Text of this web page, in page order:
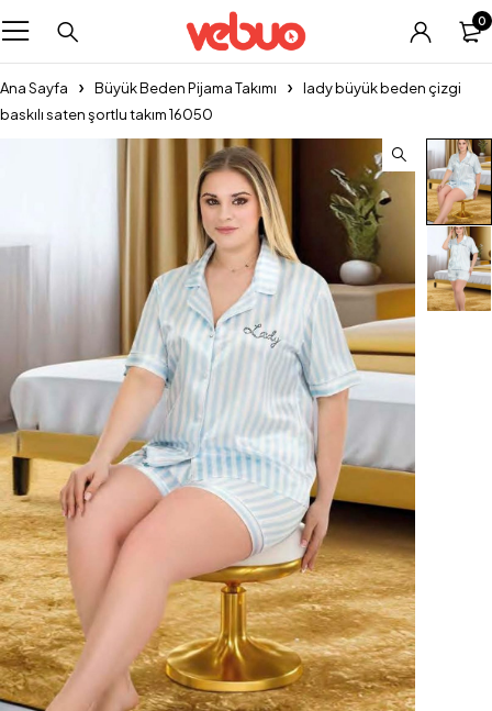
0
Ana Sayfa Büyük Beden Pijama Takımı
lady büyük beden çizgi
baskılı saten şortlu takım 16050